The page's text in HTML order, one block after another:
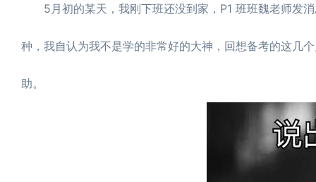
5月初的某天，我刚下班还没到家，P1 班班魏老师发消
种，我自认为我不是学的非常好的大神，回想备考的这几
助。